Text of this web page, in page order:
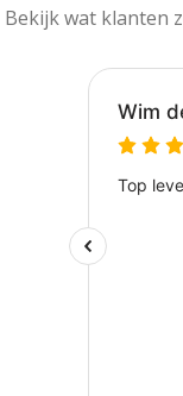
Bekijk wat klanten